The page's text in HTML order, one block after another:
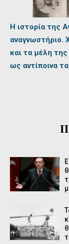
Η ιστορία της
αναγνωστήριο.
και τα μέλη
ως αντίποινα